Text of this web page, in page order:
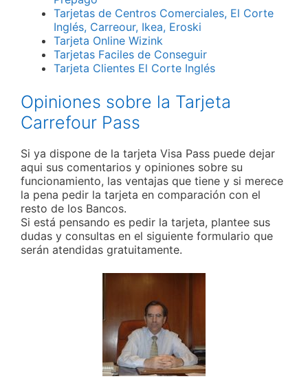
Tarjetas de Centros Comerciales, El Corte
Inglés, Carreour, Ikea, Eroski
Tarjeta Online Wizink
Tarjetas Faciles de Conseguir
Tarjeta Clientes El Corte Inglés
Opiniones sobre la Tarjeta
Carrefour Pass
Si ya dispone de la tarjeta Visa Pass puede dejar
aqui sus comentarios y opiniones sobre su
funcionamiento, las ventajas que tiene y si merece
la pena pedir la tarjeta en comparación con el
resto de los Bancos.
Si está pensando es pedir la tarjeta, plantee sus
dudas y consultas en el siguiente formulario que
serán atendidas gratuitamente.